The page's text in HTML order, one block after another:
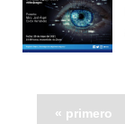
« primero